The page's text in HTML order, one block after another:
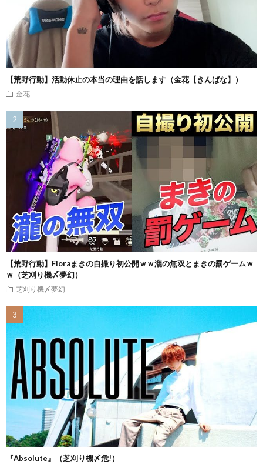
【荒野行動】活動休止の本当の理由を話します（金花【きんばな】）
金花
【荒野行動】Floraまきの自撮り初公開ｗｗ瀧の無双とまきの罰ゲームｗ
ｗ（芝刈り機〆夢幻）
芝刈り機〆夢幻
『Absolute』（芝刈り機〆危!）